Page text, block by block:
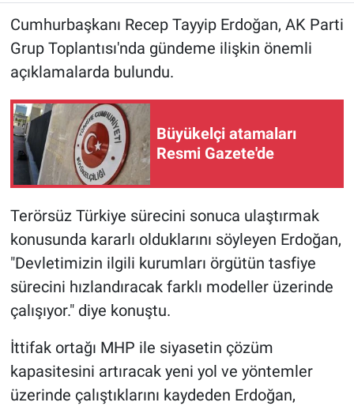
Cumhurbaşkanı Recep Tayyip Erdoğan, AK Parti
Grup Toplantısı'nda gündeme ilişkin önemli
açıklamalarda bulundu.
Büyükelçi atamaları
Resmi Gazete'de
Terörsüz Türkiye sürecini sonuca ulaştırmak
konusunda kararlı olduklarını söyleyen Erdoğan,
"Devletimizin ilgili kurumları örgütün tasfiye
sürecini hızlandıracak farklı modeller üzerinde
çalışıyor." diye konuştu.
İttifak ortağı MHP ile siyasetin çözüm
kapasitesini artıracak yeni yol ve yöntemler
üzerinde çalıştıklarını kaydeden Erdoğan,